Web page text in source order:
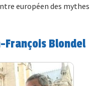
européen des mythes
François Blondel